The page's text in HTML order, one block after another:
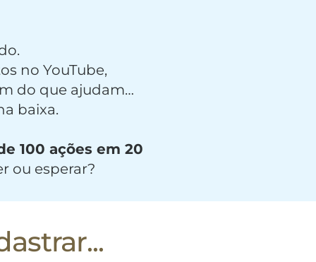
no YouTube,
do que ajudam…
baixa.
100 ações em 20
ou esperar?